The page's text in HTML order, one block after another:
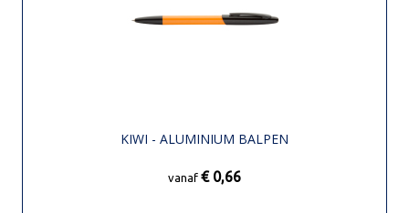
KIWI - ALUMINIUM BALPEN
vanaf € 0,66